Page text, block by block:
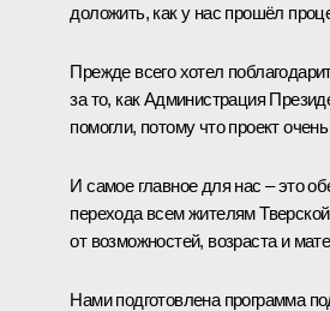
доложить, как у нас прошёл
Прежде всего хотел
за то, как Администрация
помогли, потому что проект
И самое главное для нас – это
перехода всем жителям
от возможностей, возраста и
Нами подготовлена программа